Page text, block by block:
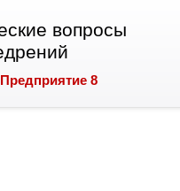
вопросы
8